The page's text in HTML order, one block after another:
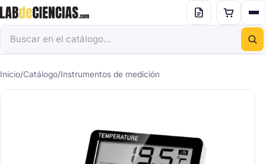
Inicio/Catálogo/Instrumentos de medición